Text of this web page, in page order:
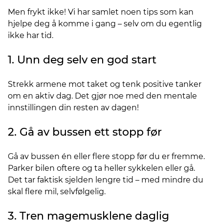
Men frykt ikke! Vi har samlet noen tips som kan
hjelpe deg å komme i gang – selv om du egentlig
ikke har tid.
1. Unn deg selv en god start
Strekk armene mot taket og tenk positive tanker
om en aktiv dag. Det gjør noe med den mentale
innstillingen din resten av dagen!
2. Gå av bussen ett stopp før
Gå av bussen én eller flere stopp før du er fremme.
Parker bilen oftere og ta heller sykkelen eller gå.
Det tar faktisk sjelden lengre tid – med mindre du
skal flere mil, selvfølgelig.
3. Tren magemusklene daglig